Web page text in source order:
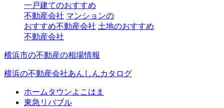
一戸建てのおすすめ
不動産会社 マンションの
おすすめ不動産会社 土地のおすすめ
不動産会社
横浜市の不動産の相場情報
横浜の不動産会社あんしんカタログ
ホームタウンよこはま
東急リバブル